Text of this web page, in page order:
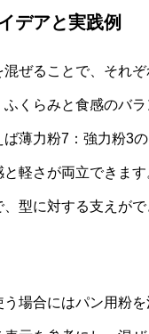
デアと実践例
ぜることで、それ
くらみと食感のバ
薄力粉7：強力粉3の
軽さが両立できま
型に対する支えがで
う場合にはパン用粉